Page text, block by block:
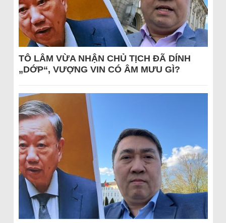
TÔ LÂM VỪA NHẬN CHỦ TỊCH ĐÃ DÍNH
„DỚP“, VƯỢNG VIN CÓ ÂM MƯU GÌ?